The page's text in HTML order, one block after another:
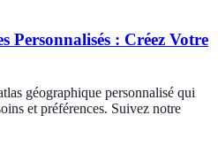
Personnalisés : Créez Votre
géographique personnalisé qui
et préférences. Suivez notre